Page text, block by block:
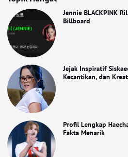
Jennie BLACKPINK
Billboard
Jejak Inspiratif
Kecantikan, dan
Profil Lengkap
Fakta Menarik